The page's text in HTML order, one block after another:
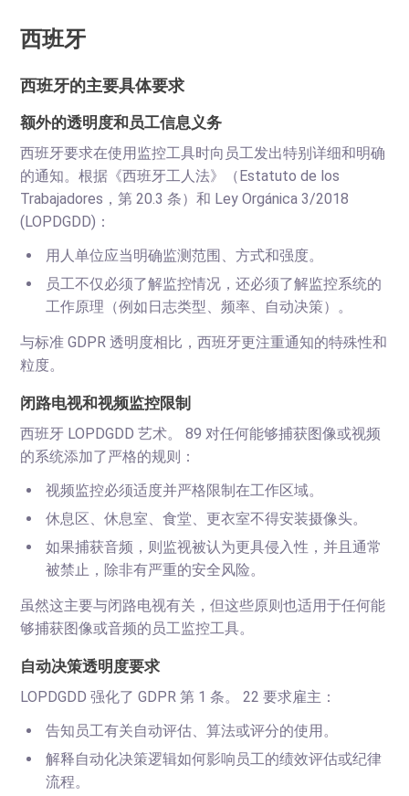
西班牙
西班牙的主要具体要求
额外的透明度和员工信息义务
西班牙要求在使用监控工具时向员工发出特别详细和明确
的通知。根据《西班牙工人法》（Estatuto de los
Trabajadores，第 20.3 条）和​​ Ley Orgánica 3/2018
(LOPDGDD)：
用人单位应当明确监测范围、方式和强度。
员工不仅必须了解监控情况，还必须了解监控系统的
工作原理（例如日志类型、频率、自动决策）。
与标准 GDPR 透明度相比，西班牙更注重通知的特殊性和
粒度。
闭路电视和视频监控限制
西班牙 LOPDGDD 艺术。 89 对任何能够捕获图像或视频
的系统添加了严格的规则：
视频监控必须适度并严格限制在工作区域。
休息区、休息室、食堂、更衣室不得安装摄像头。
如果捕获音频，则监视被认为更具侵入性，并且通常
被禁止，除非有严重的安全风险。
虽然这主要与闭路电视有关，但这些原则也适用于任何能
够捕获图像或音频的员工监控工具。
自动决策透明度要求
LOPDGDD 强化了 GDPR 第 1 条。 22 要求雇主：
告知员工有关自动评估、算法或评分的使用。
解释自动化决策逻辑如何影响员工的绩效评估或纪律
流程。